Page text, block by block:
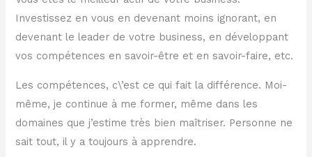
Investissez en vous en devenant moins ignorant, en
devenant le leader de votre business, en développant
vos compétences en savoir-être et en savoir-faire, etc.
Les compétences, c\’est ce qui fait la différence. Moi-
même, je continue à me former, même dans les
domaines que j’estime très bien maîtriser. Personne ne
sait tout, il y a toujours à apprendre.